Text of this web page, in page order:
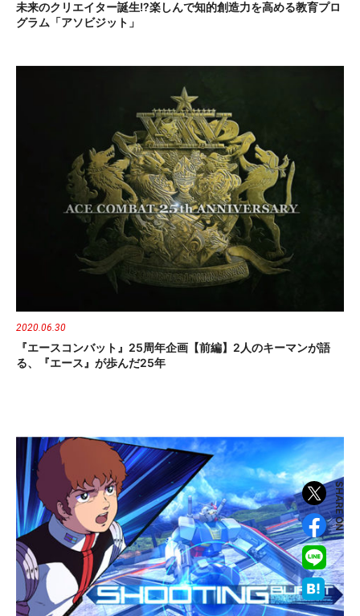
SHARE ON
未来のクリエイター誕生!?楽しんで知的創造力を高める教育プロ
グラム「アソビジット」
2020.06.30
『エースコンバット』25周年企画【前編】2人のキーマンが語
る、『エース』が歩んだ25年